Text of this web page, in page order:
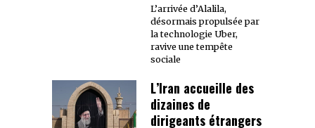
L’arrivée d’Alalila,
désormais propulsée par
la technologie Uber,
ravive une tempête
sociale
L’Iran accueille des
dizaines de
dirigeants étrangers